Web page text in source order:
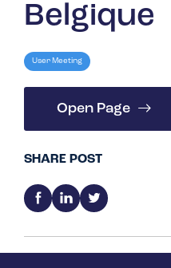
Belgique
User Meeting
Open Page
SHARE POST